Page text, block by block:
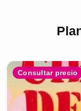
Consultar precio